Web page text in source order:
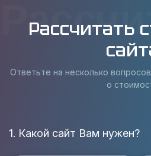
Рассчитать
Ответьте на несколько
о
1. Какой сайт Вам нужен?